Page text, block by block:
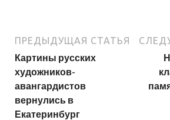
ПРЕДЫДУЩАЯ СТАТЬЯ
Картины русских
художников-
авангардистов
вернулись в
Екатеринбург